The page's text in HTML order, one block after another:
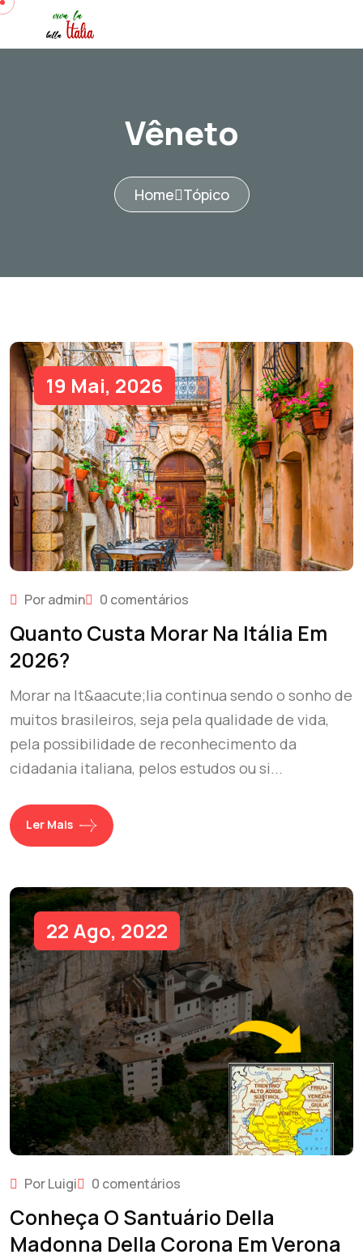
Vêneto
Home Tópico
19 Mai, 2026
Por admin 0 comentários
Quanto Custa Morar Na Itália Em
2026?
Morar na It&aacute;lia continua sendo o sonho de
muitos brasileiros, seja pela qualidade de vida,
pela possibilidade de reconhecimento da
cidadania italiana, pelos estudos ou si...
Ler Mais
22 Ago, 2022
Por Luigi 0 comentários
Conheça O Santuário Della
Madonna Della Corona Em Verona